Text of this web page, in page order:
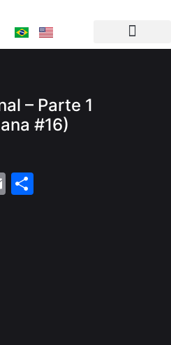
– Parte 1
#16)
Email